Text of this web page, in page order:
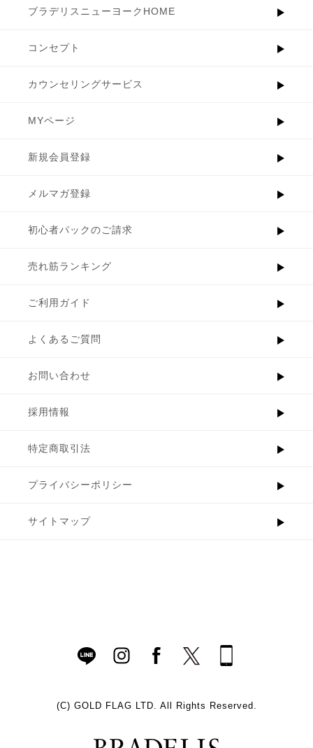
ブラデリスニューヨークHOME
コンセプト
カウンセリングサービス
MYページ
新規会員登録
メルマガ登録
初心者パックのご請求
売れ筋ランキング
ご利用ガイド
よくあるご質問
お問い合わせ
採用情報
特定商取引法
プライバシーポリシー
サイトマップ
(C) GOLD FLAG LTD. All Rights Reserved.